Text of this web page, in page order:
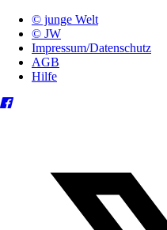
© junge Welt
© JW
Impressum/Datenschutz
AGB
Hilfe